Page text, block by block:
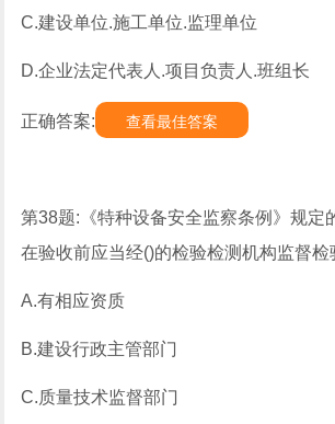
C.建设单位.施工单位.监理单位
D.企业法定代表人.项目负责人.班组长
正确答案: 查看最佳答案
第38题:《特种设备安全监察条例》规定
在验收前应当经()的检验检测机构监督检
A.有相应资质
B.建设行政主管部门
C.质量技术监督部门